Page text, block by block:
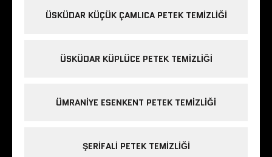
ÜSKÜDAR KÜÇÜK ÇAMLICA PETEK TEMIZLIĞI
ÜSKÜDAR KÜPLÜCE PETEK TEMIZLIĞI
ÜMRANIYE ESENKENT PETEK TEMIZLIĞI
ŞERIFALI PETEK TEMIZLIĞI